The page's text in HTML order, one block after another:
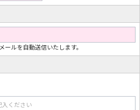
ルを自動送信いたします。
入ください